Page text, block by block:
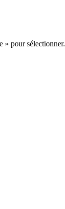
» pour sélectionner.